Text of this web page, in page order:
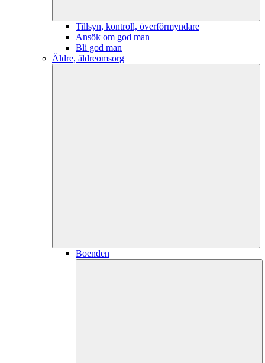
Tillsyn, kontroll, överförmyndare
Ansök om god man
Bli god man
Äldre, äldreomsorg
Boenden